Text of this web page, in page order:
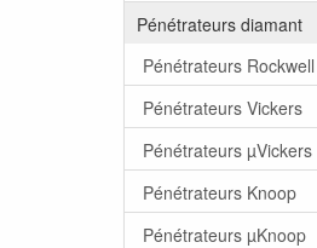
Pénétrateurs diamant
Pénétrateurs Rockwell
Pénétrateurs Vickers
Pénétrateurs µVickers
Pénétrateurs Knoop
Pénétrateurs µKnoop